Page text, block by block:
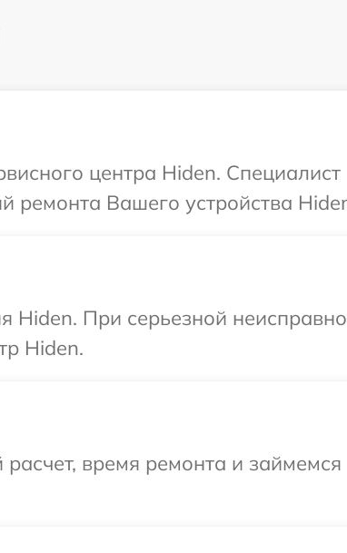
центра Hiden. Специалист
ремонта Вашего устройства
Hiden. При серьезной
Hiden.
время ремонта и займемся